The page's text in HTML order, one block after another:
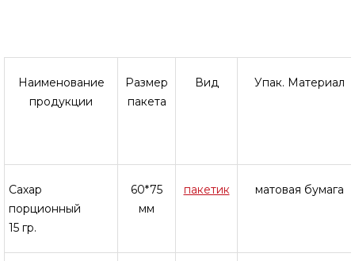
Наименование
продукции
Размер
пакета
Вид Упак. Материал
Сахар
порционный
15 гр.
60*75
мм
пакетик матовая бумага